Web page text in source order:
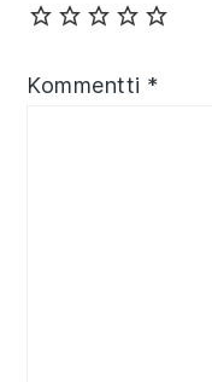
Kommentti *